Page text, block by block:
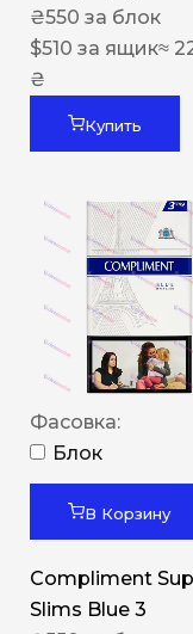
₴550 за блок
$510 за ящик≈
₴
Купить
Фасовка:
Блок
В Корзину
Compliment
Slims Blue 3